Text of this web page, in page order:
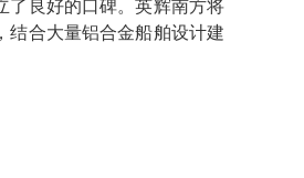
了良好的口碑。英辉南方将
结合大量铝合金船舶设计建